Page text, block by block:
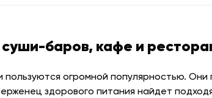
баров, кафе и
пользуются огромной популярностью.
здорового питания найдет